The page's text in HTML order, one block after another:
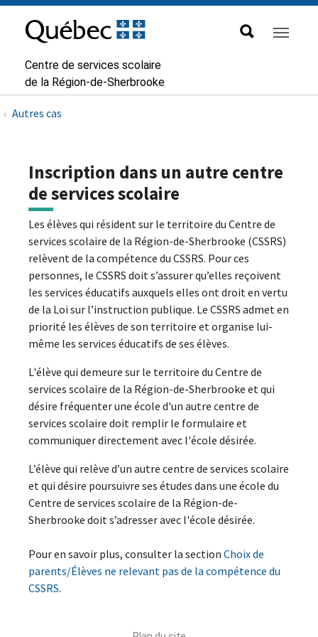
Aller à la navigation principale
Aller au contenu principal
Passer au pied de page
au
contenu
Centre de services scolaire
de la Région-de-Sherbrooke
Autres cas
Inscription dans un autre centre
de services scolaire
Les élèves qui résident sur le territoire du Centre de
services scolaire de la Région-de-Sherbrooke (CSSRS)
relèvent de la compétence du CSSRS. Pour ces
personnes, le CSSRS doit s’assurer qu’elles reçoivent
les services éducatifs auxquels elles ont droit en vertu
de la Loi sur l’instruction publique. Le CSSRS admet en
priorité les élèves de son territoire et organise lui-
même les services éducatifs de ses élèves.
L'élève qui demeure sur le territoire du Centre de
services scolaire de la Région-de-Sherbrooke et qui
désire fréquenter une école d'un autre centre de
services scolaire doit remplir le formulaire et
communiquer directement avec l'école désirée.
L’élève qui relève d’un autre centre de services scolaire
et qui désire poursuivre ses études dans une école du
Centre de services scolaire de la Région-de-
Sherbrooke doit s’adresser avec l'école désirée.
Pour en savoir plus, consulter la section Choix de
parents/Élèves ne relevant pas de la compétence du
CSSRS.